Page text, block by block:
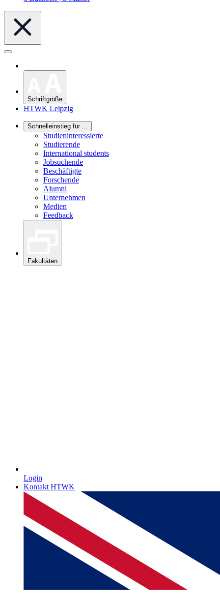
Schriftgröße
HTWK Leipzig
Schnelleinstieg für ...
Studieninteressierte
Studierende
International students
Jobsuchende
Beschäftigte
Forschende
Alumni
Unternehmen
Medien
Feedback
Fakultäten
Login
Kontakt HTWK